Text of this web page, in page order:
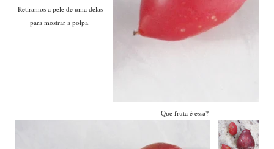
Que fruta é essa?
Retiramos a pele de uma delas
para mostrar a polpa.